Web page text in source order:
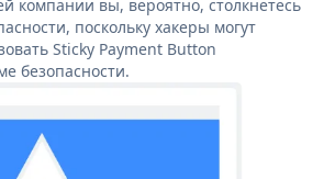
компании вы, вероятно, столкнетесь
поскольку хакеры могут
Sticky Payment Button
безопасности.